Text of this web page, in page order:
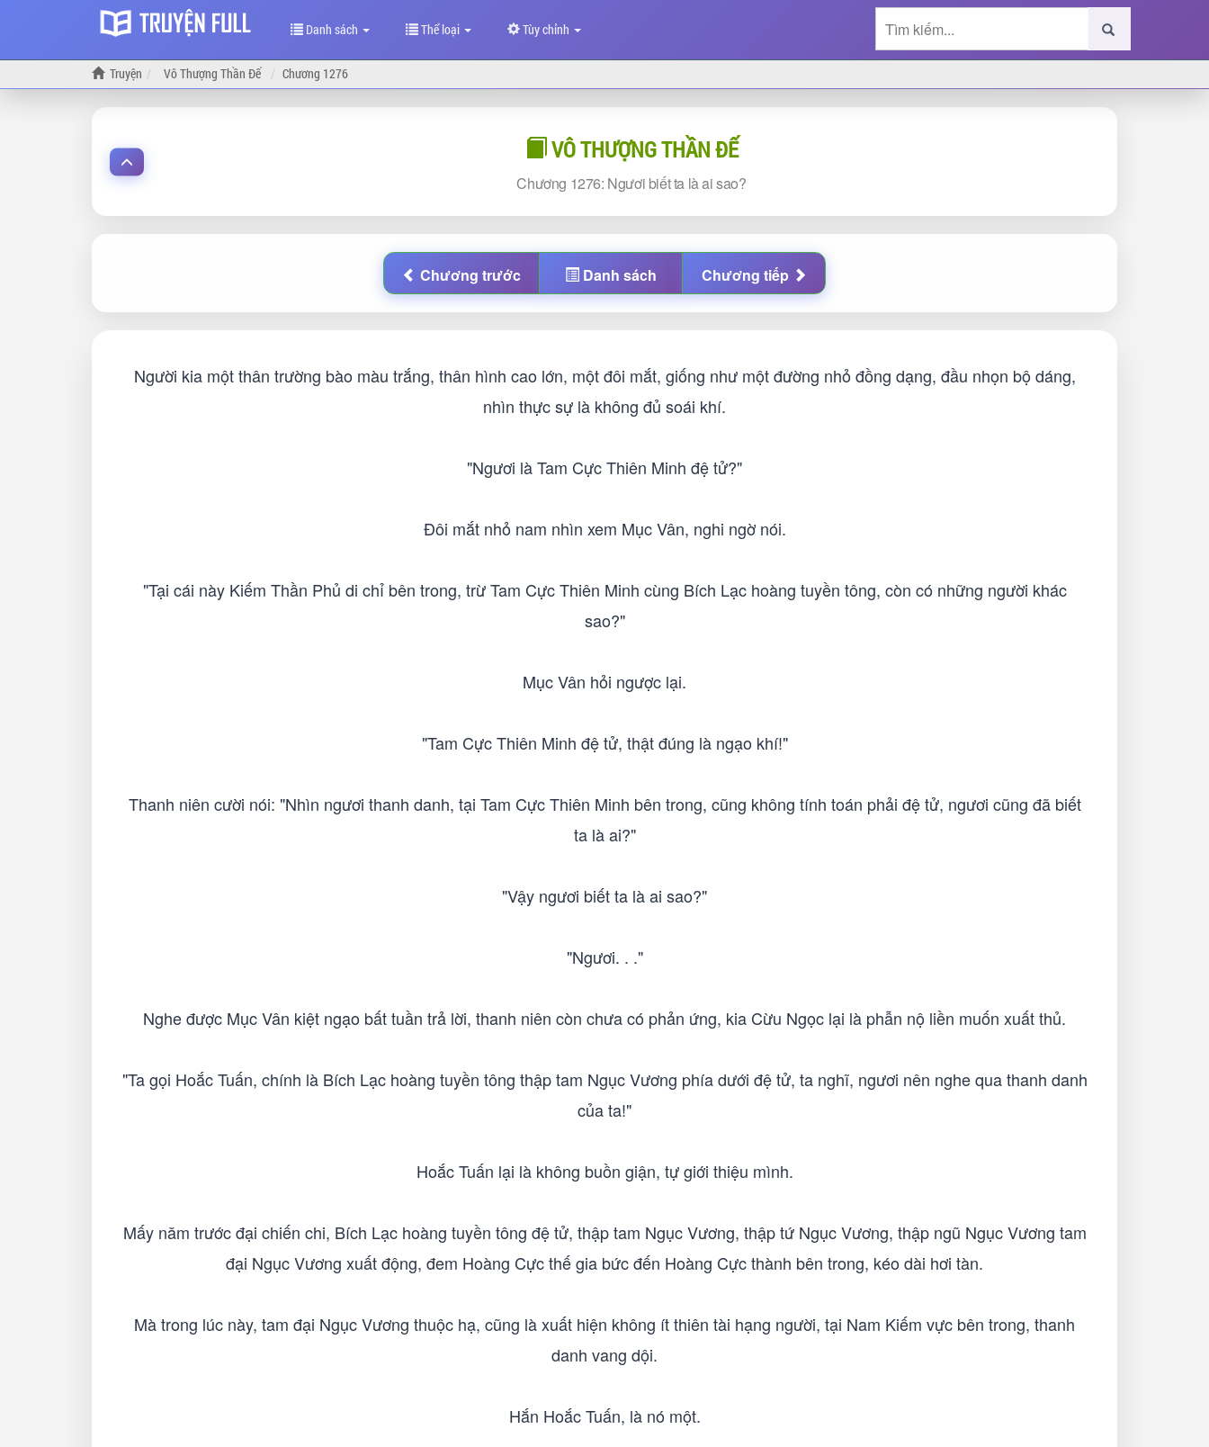
Danh sách Thể loại Tùy chỉnh
Truyện Vô Thượng Thần Đế Chương 1276
VÔ THƯỢNG THẦN ĐẾ
Chương 1276: Ngươi biết ta là ai sao?
Chương trước Danh sách Chương tiếp
Người kia một thân trường bào màu trắng, thân hình cao lớn, một đôi mắt, giống như một đường nhỏ đồng dạng, đầu nhọn bộ dáng,
nhìn thực sự là không đủ soái khí.
"Ngươi là Tam Cực Thiên Minh đệ tử?"
Đôi mắt nhỏ nam nhìn xem Mục Vân, nghi ngờ nói.
"Tại cái này Kiếm Thần Phủ di chỉ bên trong, trừ Tam Cực Thiên Minh cùng Bích Lạc hoàng tuyền tông, còn có những người khác
sao?"
Mục Vân hỏi ngược lại.
"Tam Cực Thiên Minh đệ tử, thật đúng là ngạo khí!"
Thanh niên cười nói: "Nhìn ngươi thanh danh, tại Tam Cực Thiên Minh bên trong, cũng không tính toán phải đệ tử, ngươi cũng đã biết
ta là ai?"
"Vậy ngươi biết ta là ai sao?"
"Ngươi. . ."
Nghe được Mục Vân kiệt ngạo bất tuần trả lời, thanh niên còn chưa có phản ứng, kia Cừu Ngọc lại là phẫn nộ liền muốn xuất thủ.
"Ta gọi Hoắc Tuấn, chính là Bích Lạc hoàng tuyền tông thập tam Ngục Vương phía dưới đệ tử, ta nghĩ, ngươi nên nghe qua thanh danh
của ta!"
Hoắc Tuấn lại là không buồn giận, tự giới thiệu mình.
Mấy năm trước đại chiến chi, Bích Lạc hoàng tuyền tông đệ tử, thập tam Ngục Vương, thập tứ Ngục Vương, thập ngũ Ngục Vương tam
đại Ngục Vương xuất động, đem Hoàng Cực thế gia bức đến Hoàng Cực thành bên trong, kéo dài hơi tàn.
Mà trong lúc này, tam đại Ngục Vương thuộc hạ, cũng là xuất hiện không ít thiên tài hạng người, tại Nam Kiếm vực bên trong, thanh
danh vang dội.
Hắn Hoắc Tuấn, là nó một.